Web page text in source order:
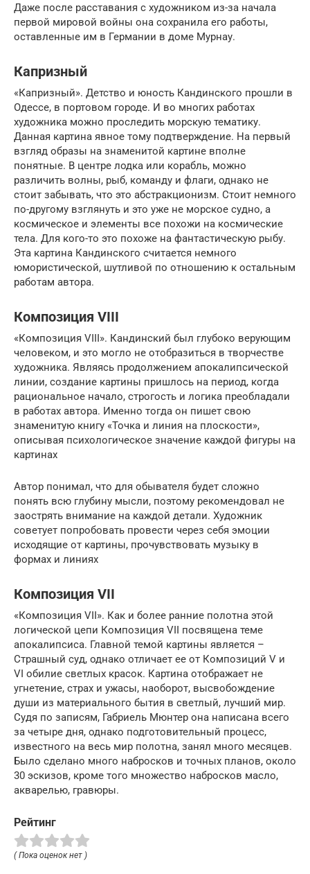
Даже после расставания с художником из-за начала
первой мировой войны она сохранила его работы,
оставленные им в Германии в доме Мурнау.
Капризный
«Капризный». Детство и юность Кандинского прошли в
Одессе, в портовом городе. И во многих работах
художника можно проследить морскую тематику.
Данная картина явное тому подтверждение. На первый
взгляд образы на знаменитой картине вполне
понятные. В центре лодка или корабль, можно
различить волны, рыб, команду и флаги, однако не
стоит забывать, что это абстракционизм. Стоит немного
по-другому взглянуть и это уже не морское судно, а
космическое и элементы все похожи на космические
тела. Для кого-то это похоже на фантастическую рыбу.
Эта картина Кандинского считается немного
юмористической, шутливой по отношению к остальным
работам автора.
Композиция VIII
«Композиция VIII». Кандинский был глубоко верующим
человеком, и это могло не отобразиться в творчестве
художника. Являясь продолжением апокалипсической
линии, создание картины пришлось на период, когда
рациональное начало, строгость и логика преобладали
в работах автора. Именно тогда он пишет свою
знаменитую книгу «Точка и линия на плоскости»,
описывая психологическое значение каждой фигуры на
картинах
Автор понимал, что для обывателя будет сложно
понять всю глубину мысли, поэтому рекомендовал не
заострять внимание на каждой детали. Художник
советует попробовать провести через себя эмоции
исходящие от картины, прочувствовать музыку в
формах и линиях
Композиция VII
«Композиция VII». Как и более ранние полотна этой
логической цепи Композиция VII посвящена теме
апокалипсиса. Главной темой картины является –
Страшный суд, однако отличает ее от Композиций V и
VI обилие светлых красок. Картина отображает не
угнетение, страх и ужасы, наоборот, высвобождение
души из материального бытия в светлый, лучший мир.
Судя по записям, Габриель Мюнтер она написана всего
за четыре дня, однако подготовительный процесс,
известного на весь мир полотна, занял много месяцев.
Было сделано много набросков и точных планов, около
30 эскизов, кроме того множество набросков масло,
акварелью, гравюры.
Рейтинг
( Пока оценок нет )